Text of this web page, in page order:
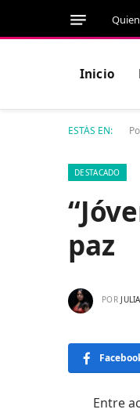
Inicio
ESTÁS EN:
DESTACADO
paz
POR
Entre